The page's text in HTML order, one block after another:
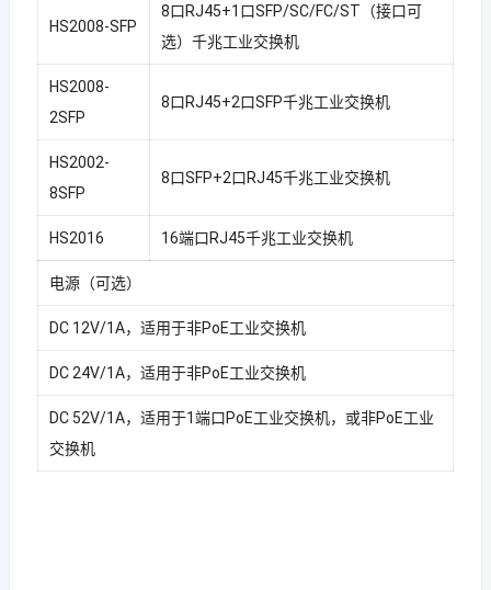
HS2008-SFP
8口RJ45+1口SFP/SC/FC/ST（接口可
选）千兆工业交换机
HS2008-
2SFP
8口RJ45+2口SFP千兆工业交换机
HS2002-
8SFP
8口SFP+2口RJ45千兆工业交换机
HS2016 16端口RJ45千兆工业交换机
电源（可选）
DC 12V/1A，适用于非PoE工业交换机
DC 24V/1A，适用于非PoE工业交换机
DC 52V/1A，适用于1端口PoE工业交换机，或非PoE工业
交换机